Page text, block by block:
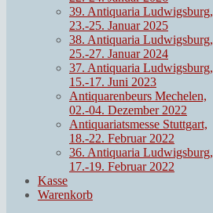
39. Antiquaria Ludwigsburg,
23.-25. Januar 2025
38. Antiquaria Ludwigsburg,
25.-27. Januar 2024
37. Antiquaria Ludwigsburg,
15.-17. Juni 2023
Antiquarenbeurs Mechelen,
02.-04. Dezember 2022
Antiquariatsmesse Stuttgart,
18.-22. Februar 2022
36. Antiquaria Ludwigsburg,
17.-19. Februar 2022
Kasse
Warenkorb